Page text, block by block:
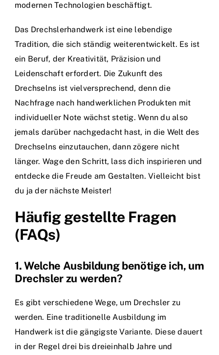
modernen Technologien beschäftigt.
Das Drechslerhandwerk ist eine lebendige
Tradition, die sich ständig weiterentwickelt. Es ist
ein Beruf, der Kreativität, Präzision und
Leidenschaft erfordert. Die Zukunft des
Drechselns ist vielversprechend, denn die
Nachfrage nach handwerklichen Produkten mit
individueller Note wächst stetig. Wenn du also
jemals darüber nachgedacht hast, in die Welt des
Drechselns einzutauchen, dann zögere nicht
länger. Wage den Schritt, lass dich inspirieren und
entdecke die Freude am Gestalten. Vielleicht bist
du ja der nächste Meister!
Häufig gestellte Fragen
(FAQs)
1. Welche Ausbildung benötige ich, um
Drechsler zu werden?
Es gibt verschiedene Wege, um Drechsler zu
werden. Eine traditionelle Ausbildung im
Handwerk ist die gängigste Variante. Diese dauert
in der Regel drei bis dreieinhalb Jahre und